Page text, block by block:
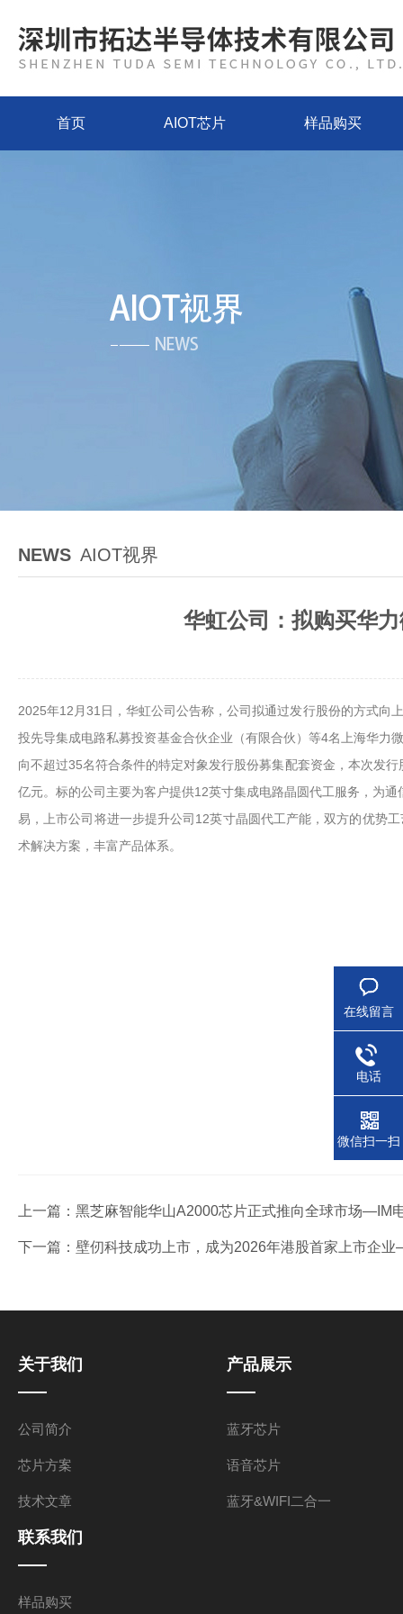
首页 AIOT芯片 样品购买
NEWS AIOT视界
华虹公司：拟购买华
2025年12月31日，华虹公司公告称，公司拟通过发行股份的方式向
投先导集成电路私募投资基金合伙企业（有限合伙）等4名上海华力
向不超过35名符合条件的特定对象发行股份募集配套资金，本次发
亿元。标的公司主要为客户提供12英寸集成电路晶圆代工服务，为
易，上市公司将进一步提升公司12英寸晶圆代工产能，双方的优势
术解决方案，丰富产品体系。
上一篇： 黑芝麻智能华山A2000芯片正式推向全球市场—IM
下一篇： 壁仞科技成功上市，成为2026年港股首家上市企
关于我们
公司简介
芯片方案
技术文章
产品展示
蓝牙芯片
语音芯片
蓝牙&WIFI二合一
联系我们
样品购买
在线留言
电话
微信扫一扫